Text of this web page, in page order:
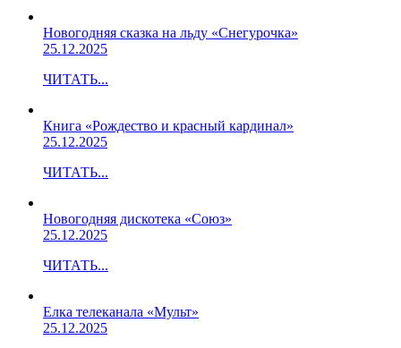
Новогодняя сказка на льду «Снегурочка»
25.12.2025
ЧИТАТЬ...
Книга «Рождество и красный кардинал»
25.12.2025
ЧИТАТЬ...
Новогодняя дискотека «Союз»
25.12.2025
ЧИТАТЬ...
Елка телеканала «Мульт»
25.12.2025